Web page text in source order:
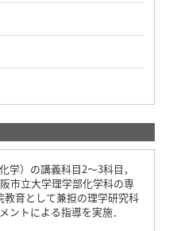
学）の講義科目2～3科目，
市立大学理学部化学科の専
育として兼担の理学研究科
ントによる指導を実施．